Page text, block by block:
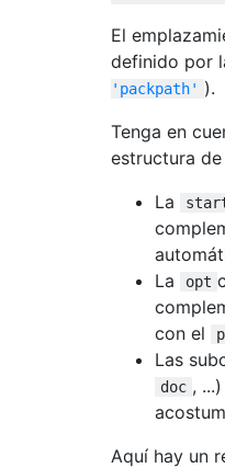
El
definido por
'packpath' ).
Tenga en
estructura
La
La
opt
con el
Las
doc ,
Aquí hay un